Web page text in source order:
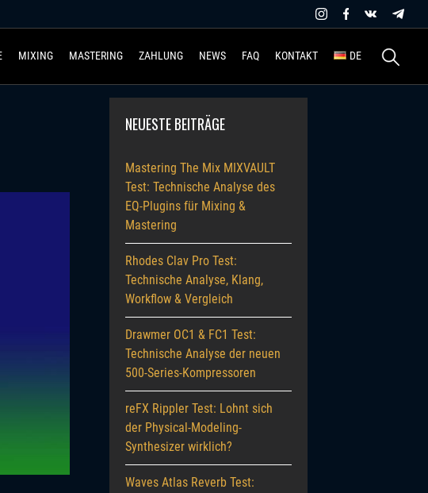
MIXING MASTERING ZAHLUNG NEWS FAQ KONTAKT DE
Suchen
nach:
NEUESTE BEITRÄGE
Mastering The Mix MIXVAULT
Test: Technische Analyse des
EQ-Plugins für Mixing &
Mastering
Rhodes Clav Pro Test:
Technische Analyse, Klang,
Workflow & Vergleich
Drawmer OC1 & FC1 Test:
Technische Analyse der neuen
500-Series-Kompressoren
reFX Rippler Test: Lohnt sich
der Physical-Modeling-
Synthesizer wirklich?
Waves Atlas Reverb Test: